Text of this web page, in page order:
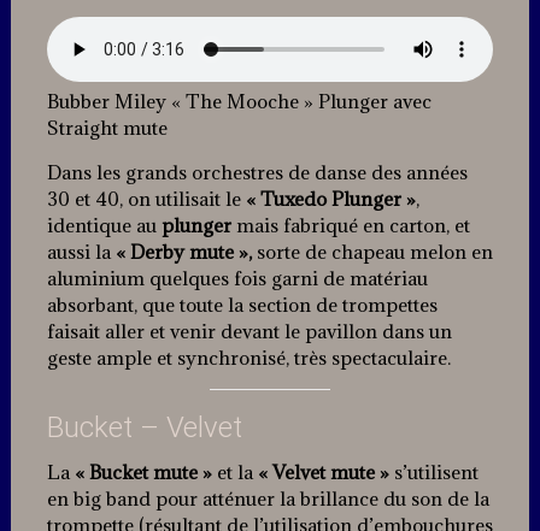
Bubber Miley « The Mooche » Plunger avec
Straight mute
Dans les grands orchestres de danse des années
30 et 40, on utilisait le « Tuxedo Plunger »,
identique auplungermais fabriqué en carton, et
aussi la « Derby mute »,sorte de chapeau melon en
aluminium quelques fois garni de matériau
absorbant, que toute la section de trompettes
faisait aller et venir devant le pavillon dans un
geste ample et synchronisé, très spectaculaire.
Bucket – Velvet
La « Bucket mute »et la « Velvet mute »s’utilisent
en big band pour atténuer la brillance du son de la
trompette (résultant de l’utilisation d’embouchures